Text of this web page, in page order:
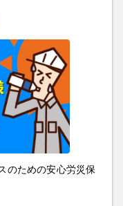
のための安心労災保